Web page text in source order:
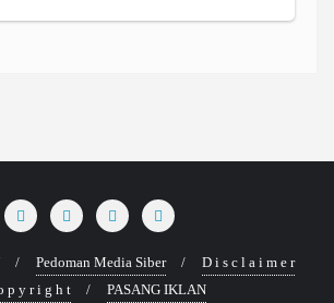
Pedoman Media Siber
D i s c l a i m e r
p y r i g h t
PASANG IKLAN